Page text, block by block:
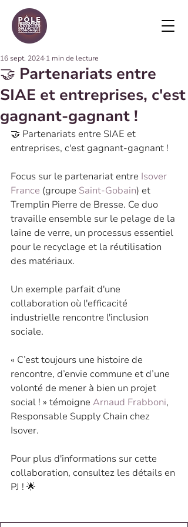
🤝 Partenariats entre
SIAE et entreprises, c'est
gagnant-gagnant !
16 sept. 2024 1 min de lecture
🤝 Partenariats entre SIAE et
entreprises, c'est gagnant-gagnant !
Focus sur le partenariat entre Isover
France (groupe Saint-Gobain) et
Tremplin Pierre de Bresse. Ce duo
travaille ensemble sur le pelage de la
laine de verre, un processus essentiel
pour le recyclage et la réutilisation
des matériaux.
Un exemple parfait d'une
collaboration où l'efficacité
industrielle rencontre l'inclusion
sociale.
« C’est toujours une histoire de
rencontre, d’envie commune et d’une
volonté de mener à bien un projet
social ! » témoigne Arnaud Frabboni,
Responsable Supply Chain chez
Isover.
Pour plus d'informations sur cette
collaboration, consultez les détails en
PJ ! 🌟